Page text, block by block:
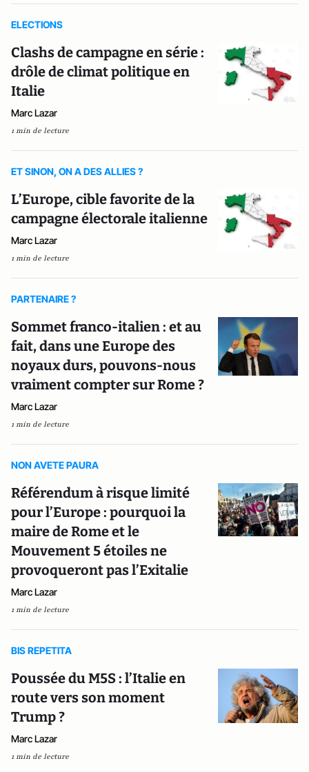
ELECTIONS
Clashs de campagne en série :
drôle de climat politique en
Italie
Marc Lazar
1 min de lecture
ET SINON, ON A DES ALLIES ?
L’Europe, cible favorite de la
campagne électorale italienne
Marc Lazar
1 min de lecture
PARTENAIRE ?
Sommet franco-italien : et au
fait, dans une Europe des
noyaux durs, pouvons-nous
vraiment compter sur Rome ?
Marc Lazar
1 min de lecture
NON AVETE PAURA
Référendum à risque limité
pour l’Europe : pourquoi la
maire de Rome et le
Mouvement 5 étoiles ne
provoqueront pas l’Exitalie
Marc Lazar
1 min de lecture
BIS REPETITA
Poussée du M5S : l’Italie en
route vers son moment
Trump ?
Marc Lazar
1 min de lecture